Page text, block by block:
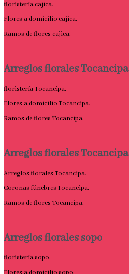
floristería cajica.
Flores a domicilio cajica.
Ramos de flores cajica.
Arreglos florales Tocancipa
floristería Tocancipa.
Flores a domicilio Tocancipa.
Ramos de flores Tocancipa.
Arreglos florales Tocancipa
Arreglos florales Tocancipa.
Coronas fúnebres Tocancipa.
Ramos de flores Tocancipa.
Arreglos florales sopo
floristería sopo.